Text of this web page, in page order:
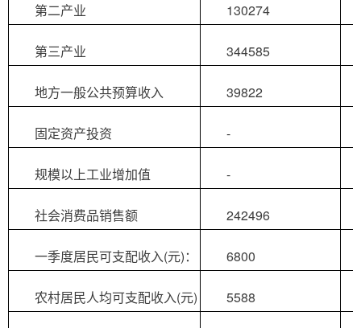
第二产业 130274
第三产业 344585
地方一般公共预算收入 39822
固定资产投资 -
规模以上工业增加值 -
社会消费品销售额 242496
一季度居民可支配收入(元)： 6800
农村居民人均可支配收入(元) 5588